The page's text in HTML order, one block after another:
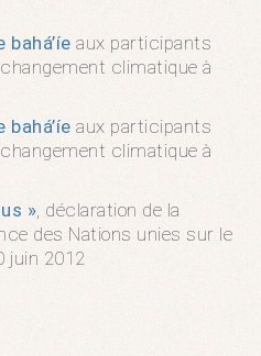
aux participants
climatique à
aux participants
climatique à
» , déclaration de la
des Nations unies sur le
juin 2012